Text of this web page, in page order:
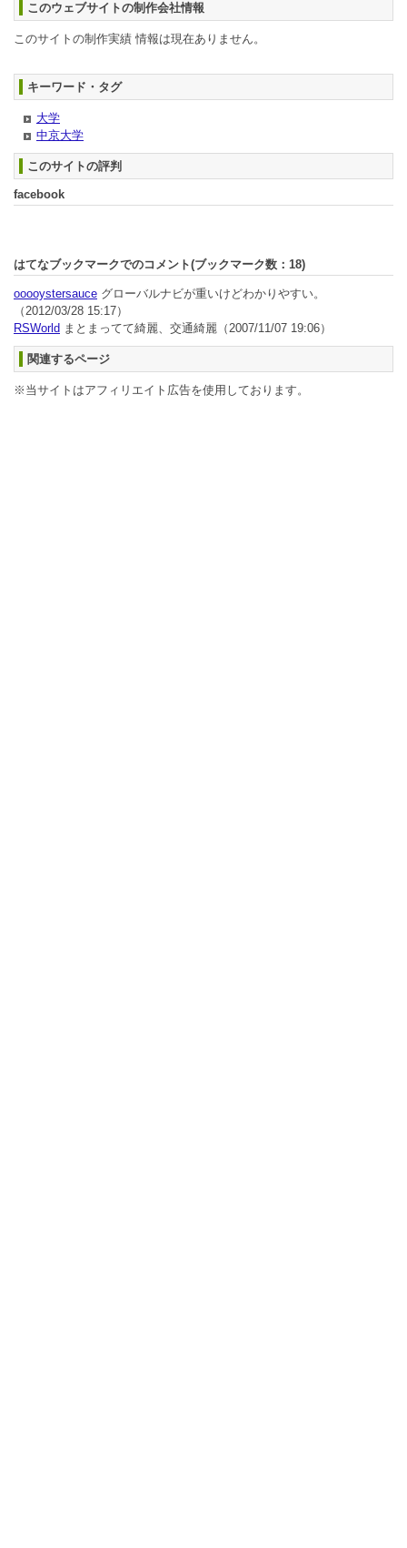
このウェブサイトの制作会社情報
このサイトの制作実績 情報は現在ありません。
キーワード・タグ
大学
中京大学
このサイトの評判
facebook
はてなブックマークでのコメント(ブックマーク数： 18)
ooooystersauce グローバルナビが重いけどわかりやすい。
（2012/03/28 15:17）
RSWorld まとまってて綺麗、交通綺麗 （2007/11/07 19:06）
関連するページ
※当サイトはアフィリエイト広告を使用しております。